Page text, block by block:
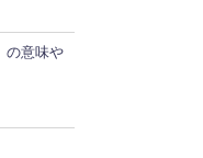
の意味や